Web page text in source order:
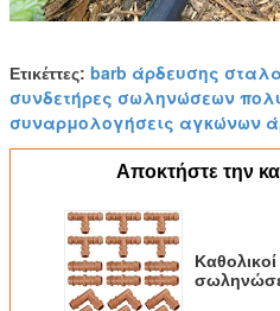
Ετικέττες: barb άρδευσης
συνδετήρες σωληνώσεων
συναρμολογήσεις αγκώνων
Αποκτήστε την